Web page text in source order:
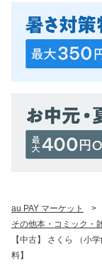
au PAY マーケット >
その他本・コミック・
【中古】 さくら （小
料】